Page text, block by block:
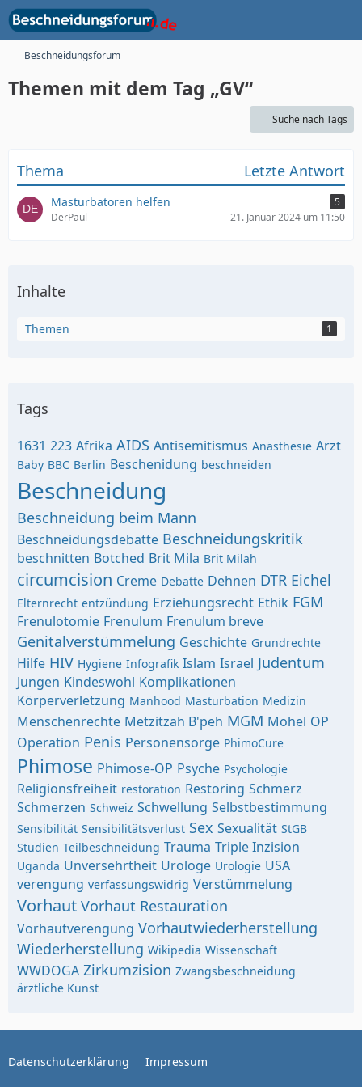
Beschneidungsforum
Themen mit dem Tag „GV“
Suche nach Tags
Thema Letzte Antwort
Masturbatoren helfen
5
DerPaul
21. Januar 2024 um 11:50
Inhalte
Themen 1
Tags
1631 223 Afrika AIDS Antisemitismus Anästhesie Arzt
Baby BBC Berlin Beschenidung beschneiden
Beschneidung
Beschneidung beim Mann
Beschneidungsdebatte Beschneidungskritik
beschnitten Botched Brit Mila Brit Milah
circumcision Creme Debatte Dehnen DTR Eichel
Elternrecht entzündung Erziehungsrecht Ethik FGM
Frenulotomie Frenulum Frenulum breve
Genitalverstümmelung Geschichte Grundrechte
Hilfe HIV Hygiene Infografik Islam Israel Judentum
Jungen Kindeswohl Komplikationen
Körperverletzung Manhood Masturbation Medizin
Menschenrechte Metzitzah B'peh MGM Mohel OP
Operation Penis Personensorge PhimoCure
Phimose Phimose-OP Psyche Psychologie
Religionsfreiheit restoration Restoring Schmerz
Schmerzen Schweiz Schwellung Selbstbestimmung
Sensibilität Sensibilitätsverlust Sex Sexualität StGB
Studien Teilbeschneidung Trauma Triple Inzision
Uganda Unversehrtheit Urologe Urologie USA
verengung verfassungswidrig Verstümmelung
Vorhaut Vorhaut Restauration
Vorhautverengung Vorhautwiederherstellung
Wiederherstellung Wikipedia Wissenschaft
WWDOGA Zirkumzision Zwangsbeschneidung
ärztliche Kunst
Datenschutzerklärung Impressum